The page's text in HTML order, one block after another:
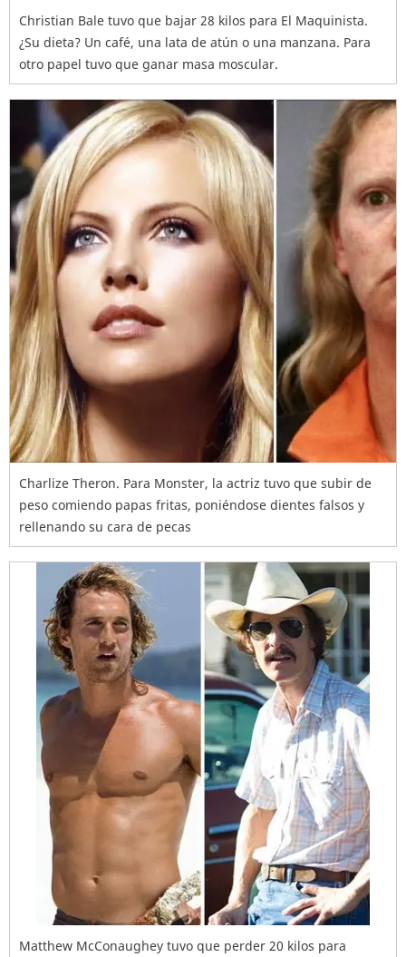
Christian Bale tuvo que bajar 28 kilos para El Maquinista.
¿Su dieta? Un café, una lata de atún o una manzana. Para
otro papel tuvo que ganar masa moscular.
Charlize Theron. Para Monster, la actriz tuvo que subir de
peso comiendo papas fritas, poniéndose dientes falsos y
rellenando su cara de pecas
Matthew McConaughey tuvo que perder 20 kilos para